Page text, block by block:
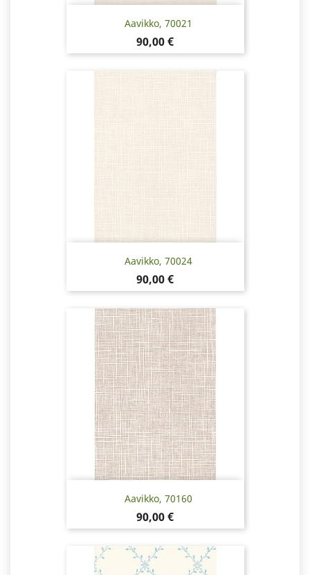
Aavikko, 70021
Hinta
90,00 €
Aavikko, 70024
Hinta
90,00 €
Aavikko, 70160
Hinta
90,00 €